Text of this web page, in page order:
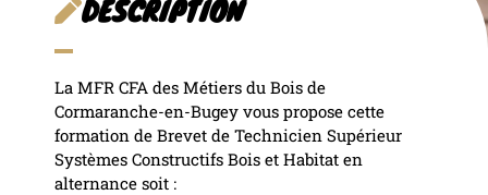
DESCRIPTION
La MFR CFA des Métiers du Bois de
Cormaranche-en-Bugey vous propose cette
formation de Brevet de Technicien Supérieur
Systèmes Constructifs Bois et Habitat en
alternance soit :